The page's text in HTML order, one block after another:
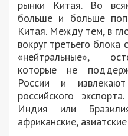
рынки Китая. Во
больше и больше
Китая. Между тем, в
вокруг третьего блока
«нейтральные»,
которые не
России и
российского
Индия или
африканские,